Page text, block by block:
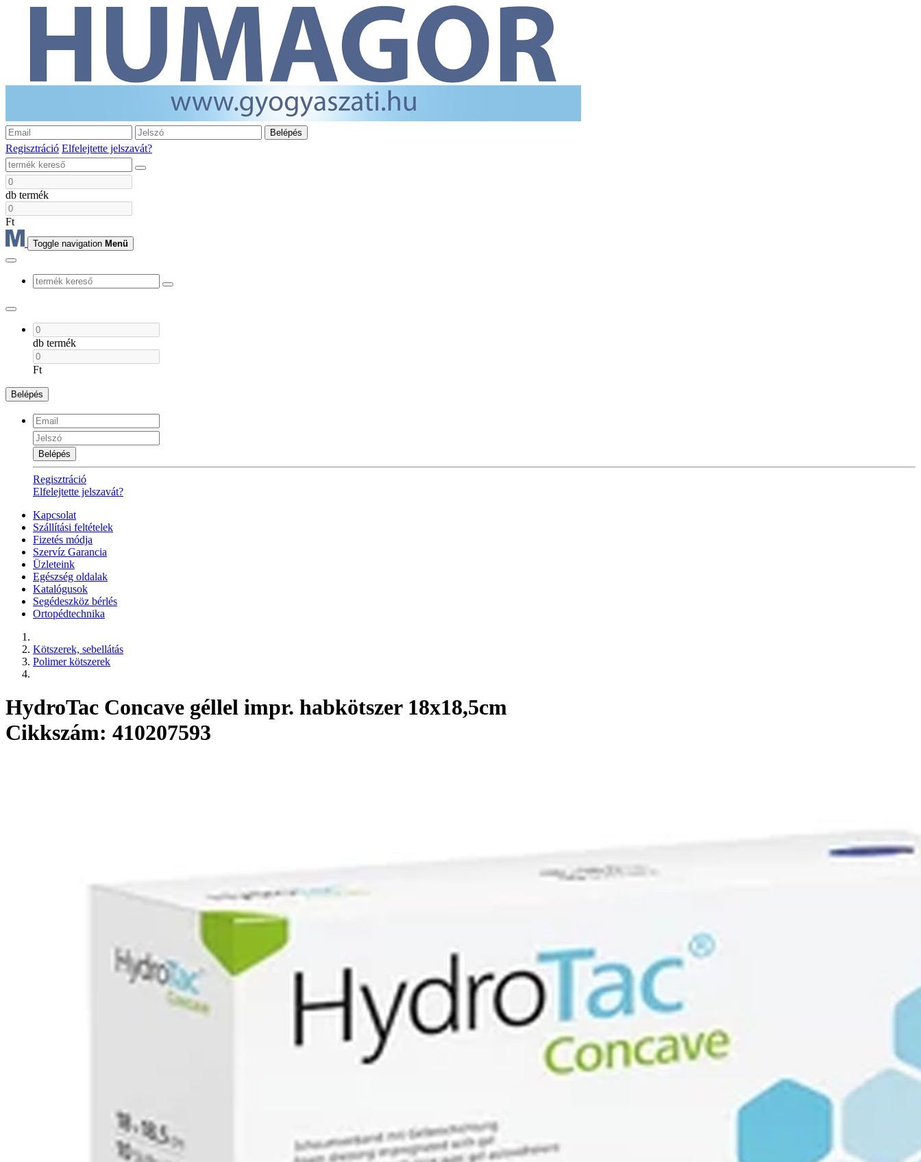
Belépés
Regisztráció Elfelejtette jelszavát?
db termék
Ft
Toggle navigation Menü
db termék
Ft
Belépés
Belépés
Regisztráció
Elfelejtette jelszavát?
Kapcsolat
Szállítási feltételek
Fizetés módja
Szervíz Garancia
Üzleteink
Egészség oldalak
Katalógusok
Segédeszköz bérlés
Ortopédtechnika
Kötszerek, sebellátás
Polimer kötszerek
HydroTac Concave géllel impr. habkötszer 18x18,5cm
Cikkszám: 410207593